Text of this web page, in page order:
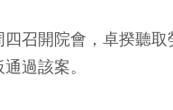
四召開院會，卓揆聽
過該案。